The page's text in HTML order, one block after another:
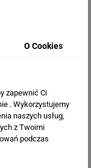
O Cookies
zapewnić Ci
. Wykorzystujemy
naszych usług,
z Twoimi
podczas